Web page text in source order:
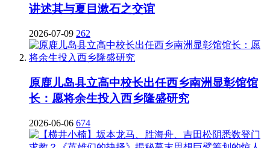
讲述其与夏目漱石之交谊
2026-07-09 262
原鹿儿岛县立高中校长出任西乡南洲显彰馆馆
长：愿将余生投入西乡隆盛研究
2026-06-06 674